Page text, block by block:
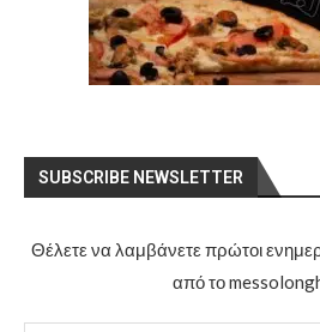
SUBSCRIBE NEWSLETTER
Θέλετε να λαμβάνετε πρώτοι
από το